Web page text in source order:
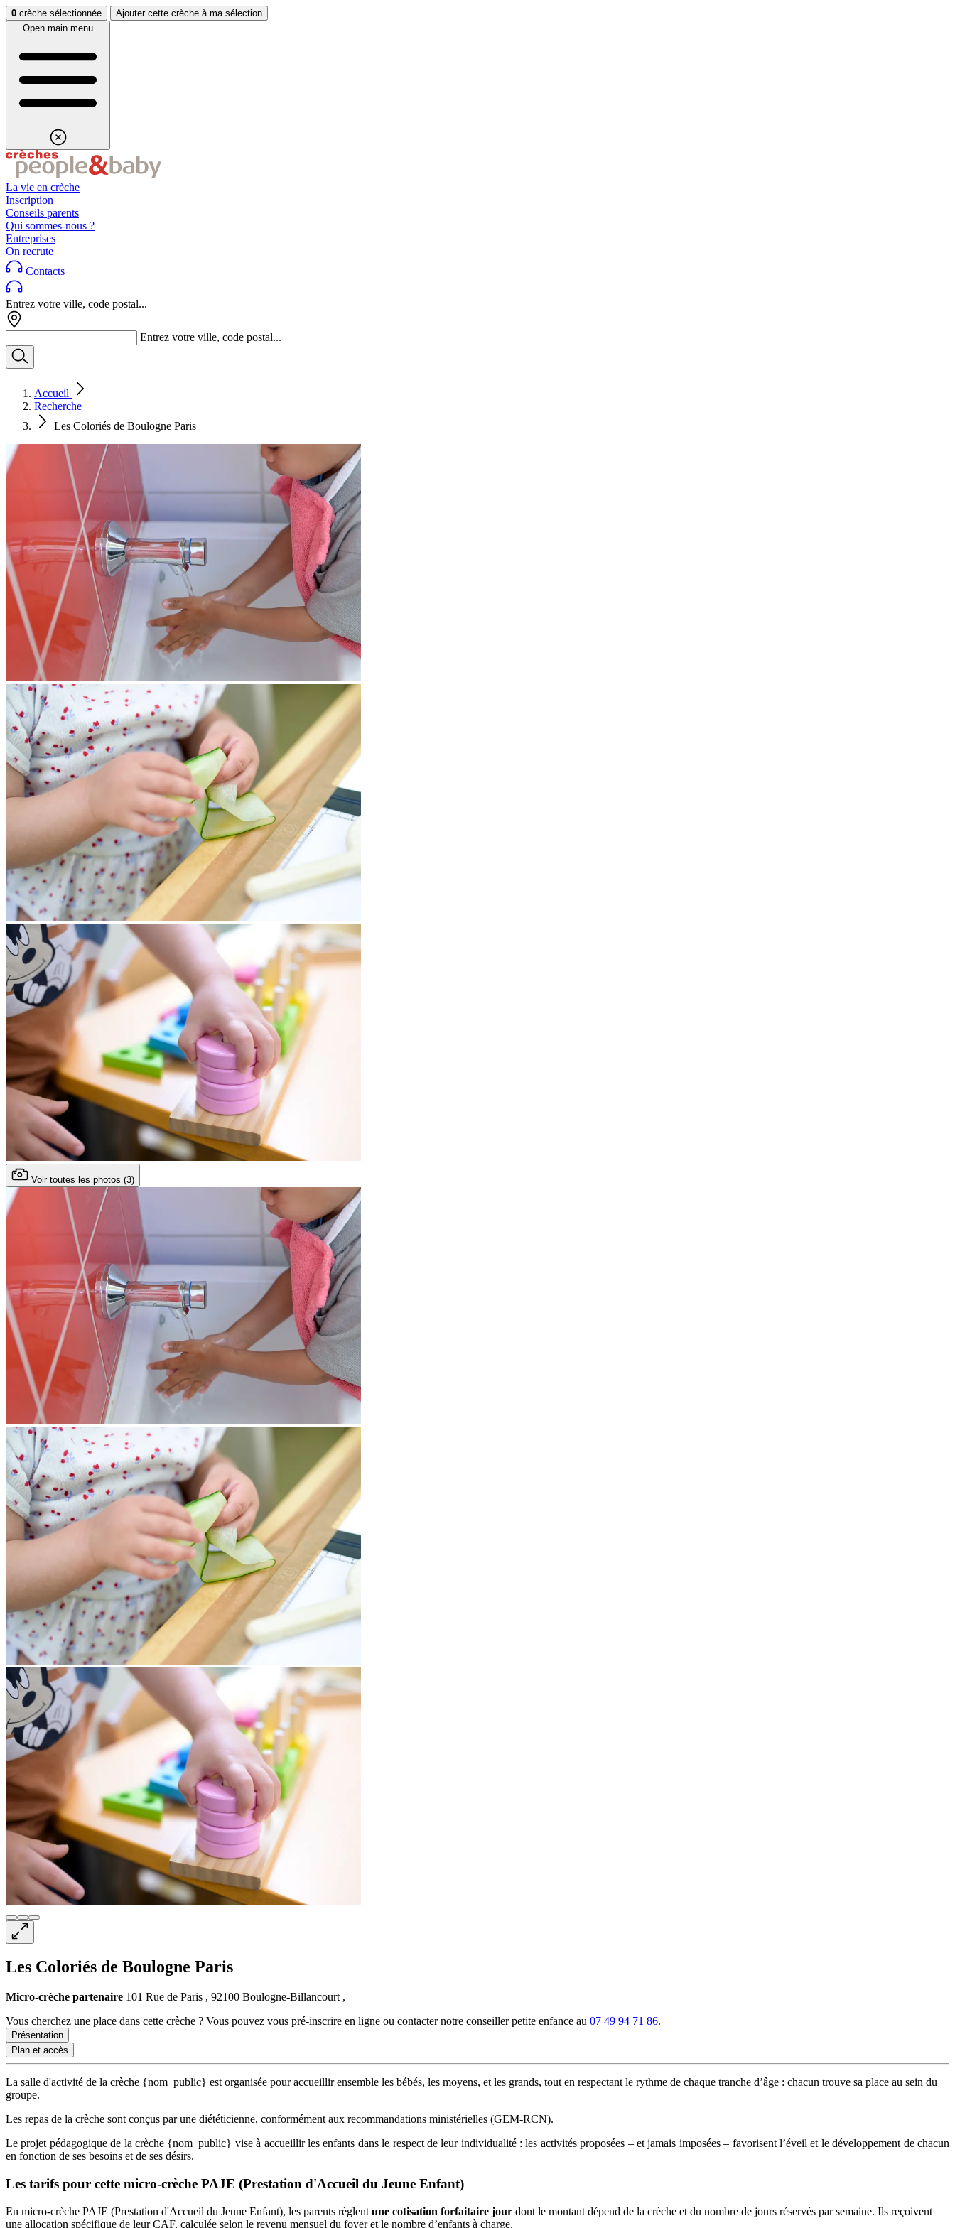
Aller au contenuAller au footer
0 crèche sélectionnée
Ajouter cette crèche à ma sélection
Open main menu
La vie en crèche
Inscription
Conseils parents
Qui sommes-nous ?
Entreprises
On recrute
Contacts
Entrez votre ville, code postal...
Entrez votre ville, code postal...
Accueil
Recherche
Les Coloriés de Boulogne Paris
Voir toutes les photos (3)
Les Coloriés de Boulogne Paris
Micro-crèche partenaire 101 Rue de Paris , 92100 Boulogne-Billancourt ,
Vous cherchez une place dans cette crèche ? Vous pouvez vous pré-inscrire en ligne ou contacter notre conseiller petite enfance au 07 49 94 71 86.
Présentation
Plan et accès
La salle d'activité de la crèche {nom_public} est organisée pour accueillir ensemble les bébés, les moyens, et les grands, tout en respectant le rythme de chaque tranche d’âge : chacun trouve sa place au sein du
groupe.
Les repas de la crèche sont conçus par une diététicienne, conformément aux recommandations ministérielles (GEM-RCN).
Le projet pédagogique de la crèche {nom_public} vise à accueillir les enfants dans le respect de leur individualité : les activités proposées – et jamais imposées – favorisent l’éveil et le développement de chacun
en fonction de ses besoins et de ses désirs.
Les tarifs pour cette micro-crèche PAJE (Prestation d'Accueil du Jeune Enfant)
En micro-crèche PAJE (Prestation d'Accueil du Jeune Enfant), les parents règlent une cotisation forfaitaire jour dont le montant dépend de la crèche et du nombre de jours réservés par semaine. Ils reçoivent
une allocation spécifique de leur CAF, calculée selon le revenu mensuel du foyer et le nombre d’enfants à charge.